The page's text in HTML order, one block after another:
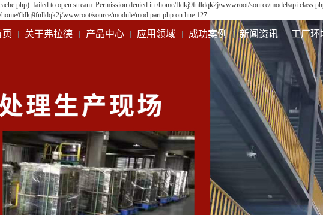
failed to open stream: Permission denied in /home/fldkj9fnlldqk2j/wwwroot/source/model/
fldkj9fnlldqk2j/wwwroot/source/module/mod.part.php on line 127
页 关于弗拉德 产品中心 应用领域 成功案例 新闻资讯 工厂环